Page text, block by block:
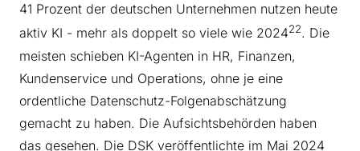
41 Prozent der deutschen Unternehmen nutzen heute
aktiv KI - mehr als doppelt so viele wie 202422. Die
meisten schieben KI-Agenten in HR, Finanzen,
Kundenservice und Operations, ohne je eine
ordentliche Datenschutz-Folgenabschätzung
gemacht zu haben. Die Aufsichtsbehörden haben
das gesehen. Die DSK veröffentlichte im Mai 2024